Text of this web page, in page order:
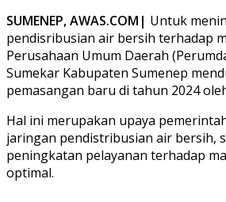
SUMENEP, AWAS.COM| Untuk
pendisribusian air bersih terhadap
Perusahaan Umum Daerah
Sumekar Kabupaten Sumenep
pemasangan baru di tahun 2024
Hal ini merupakan upaya
jaringan pendistribusian air bersih,
peningkatan pelayanan terhadap
optimal.